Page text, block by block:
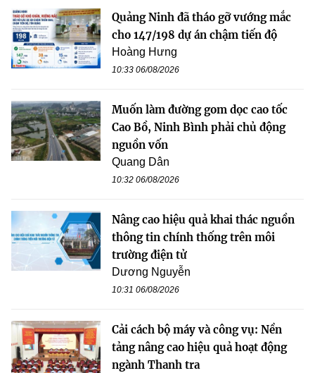
Quảng Ninh đã tháo gỡ vướng mắc
cho 147/198 dự án chậm tiến độ
Hoàng Hưng
10:33 06/08/2026
Muốn làm đường gom dọc cao tốc
Cao Bồ, Ninh Bình phải chủ động
nguồn vốn
Quang Dân
10:32 06/08/2026
Nâng cao hiệu quả khai thác nguồn
thông tin chính thống trên môi
trường điện tử
Dương Nguyễn
10:31 06/08/2026
Cải cách bộ máy và công vụ: Nền
tảng nâng cao hiệu quả hoạt động
ngành Thanh tra